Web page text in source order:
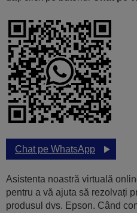
Chat pe WhatsApp
Asistenta noastră virtuală
pentru a vă ajuta să rezolvați
produsul dvs. Epson. Când